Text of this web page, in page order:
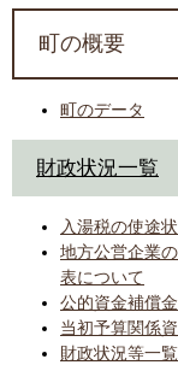
町の概要
町のデータ
財政状況一覧
入湯税の使途
地方公営企業
表について
公的資金補償
当初予算関係
財政状況等一